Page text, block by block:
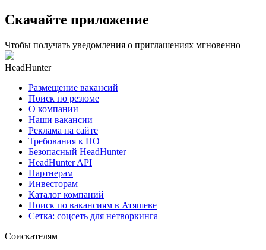
Скачайте приложение
Чтобы получать уведомления о приглашениях мгновенно
HeadHunter
Размещение вакансий
Поиск по резюме
О компании
Наши вакансии
Реклама на сайте
Требования к ПО
Безопасный HeadHunter
HeadHunter API
Партнерам
Инвесторам
Каталог компаний
Поиск по вакансиям в Атяшеве
Сетка: соцсеть для нетворкинга
Соискателям